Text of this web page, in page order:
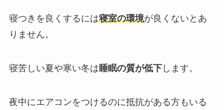
寝つきを良くするには寝室の環境が良くないとあ
りません。
寝苦しい夏や寒い冬は睡眠の質が低下します。
夜中にエアコンをつけるのに抵抗がある方もいる